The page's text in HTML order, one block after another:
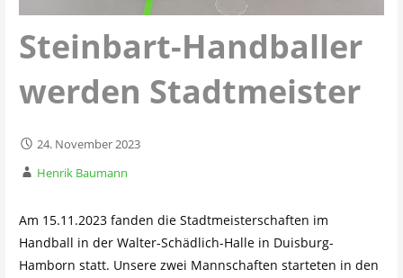
Steinbart-Handballer
werden Stadtmeister
24. November 2023
Henrik Baumann
Am 15.11.2023 fanden die Stadtmeisterschaften im
Handball in der Walter-Schädlich-Halle in Duisburg-
Hamborn statt. Unsere zwei Mannschaften starteten in den